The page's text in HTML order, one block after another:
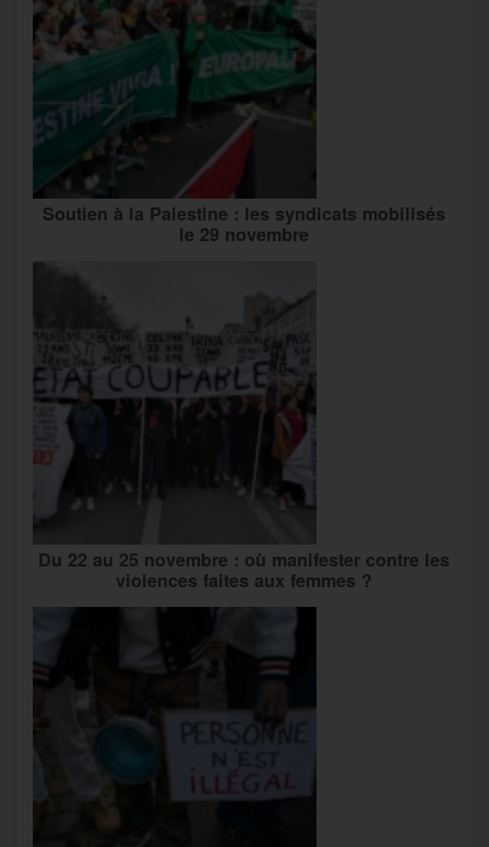
Soutien à la Palestine : les syndicats mobilisés
le 29 novembre
Du 22 au 25 novembre : où manifester contre les
violences faites aux femmes ?